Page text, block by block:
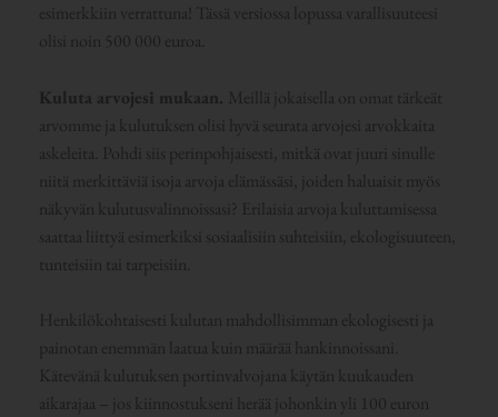
esimerkkiin verrattuna! Tässä versiossa lopussa varallisuuteesi
olisi noin 500 000 euroa.
Kuluta arvojesi mukaan. Meillä jokaisella on omat tärkeät
arvomme ja kulutuksen olisi hyvä seurata arvojesi arvokkaita
askeleita. Pohdi siis perinpohjaisesti, mitkä ovat juuri sinulle
niitä merkittäviä isoja arvoja elämässäsi, joiden haluaisit myös
näkyvän kulutusvalinnoissasi? Erilaisia arvoja kuluttamisessa
saattaa liittyä esimerkiksi sosiaalisiin suhteisiin, ekologisuuteen,
tunteisiin tai tarpeisiin.
Henkilökohtaisesti kulutan mahdollisimman ekologisesti ja
painotan enemmän laatua kuin määrää hankinnoissani.
Kätevänä kulutuksen portinvalvojana käytän kuukauden
aikarajaa – jos kiinnostukseni herää johonkin yli 100 euron